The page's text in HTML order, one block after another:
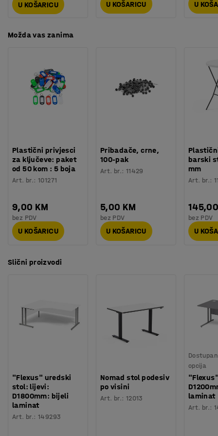
U KOŠARICU U KOŠARICU U
Možda vas zanima
Plastični privjesci
za ključeve: paket
od 50 kom : 5 boja
Art. br.:101271
9,00 KM
bez PDV
U KOŠARICU
Pribadače, crne,
100-pak
Art. br.: 11429
5,00 KM
bez PDV
U KOŠARICU
barski
mm
Art. br.:
bez PDV
U
Slični proizvodi
"Flexus" uredski
stol: lijevi:
D1800mm: bijeli
laminat
Art. br.:149293
Nomad stol podesiv
po visini
Art. br.: 12013
opcija
laminat
Art. br.: